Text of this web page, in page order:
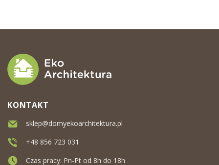
KONTAKT
sklep@domyekoarchitektura.pl
+48 856 723 031
Czas pracy: Pn-Pt od 8h do 18h